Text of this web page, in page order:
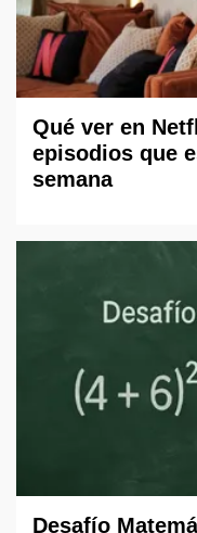
Qué ver en
episodios que
semana
Desafío